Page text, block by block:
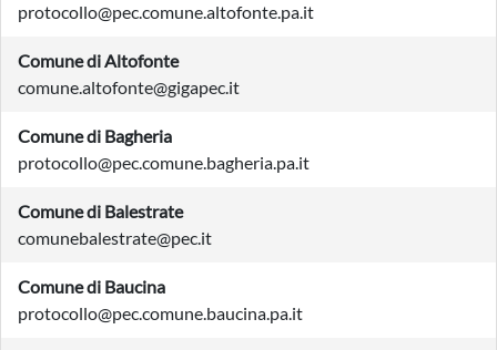
protocollo@pec.comune.altofonte.pa.it
Comune di Altofonte
comune.altofonte@gigapec.it
Comune di Bagheria
protocollo@pec.comune.bagheria.pa.it
Comune di Balestrate
comunebalestrate@pec.it
Comune di Baucina
protocollo@pec.comune.baucina.pa.it